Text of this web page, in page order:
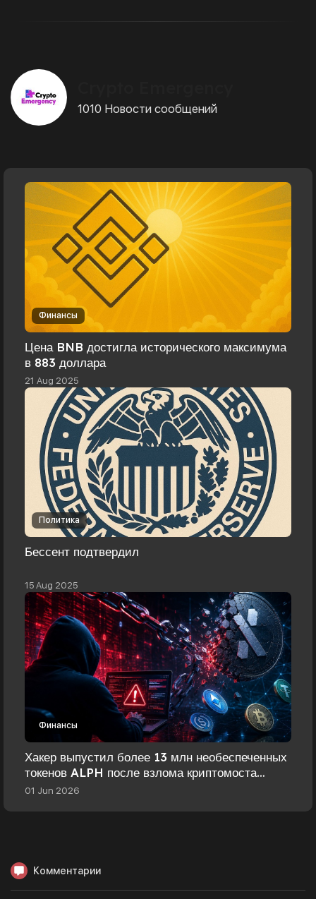
1010 Новости сообщений
Финансы
Цена BNB достигла исторического максимума
в 883 доллара
21 Aug 2025
Политика
Бессент подтвердил
15 Aug 2025
Финансы
Хакер выпустил более 13 млн необеспеченных
токенов ALPH после взлома криптомоста
Alephium
01 Jun 2026
Комментарии